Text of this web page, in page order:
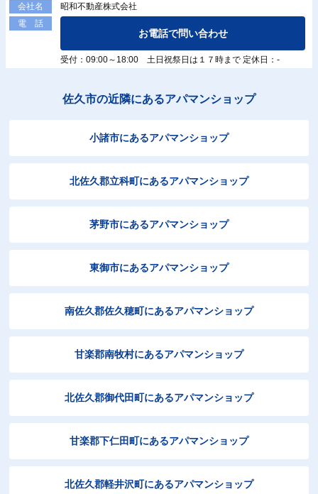
会社名
昭和不動産株式会社
電 話
お電話で問い合わせ
受付：09:00～18:00 土日祝祭日は１７時まで 定休日：-
佐久市の近隣にあるアパマンショップ
小諸市にあるアパマンショップ
北佐久郡立科町にあるアパマンショップ
茅野市にあるアパマンショップ
東御市にあるアパマンショップ
南佐久郡佐久穂町にあるアパマンショップ
甘楽郡南牧村にあるアパマンショップ
北佐久郡御代田町にあるアパマンショップ
甘楽郡下仁田町にあるアパマンショップ
北佐久郡軽井沢町にあるアパマンショップ